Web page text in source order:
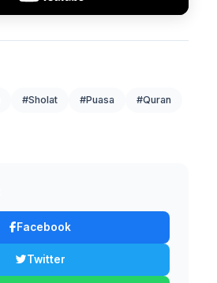
#Sholat #Puasa #Quran
Facebook
Twitter